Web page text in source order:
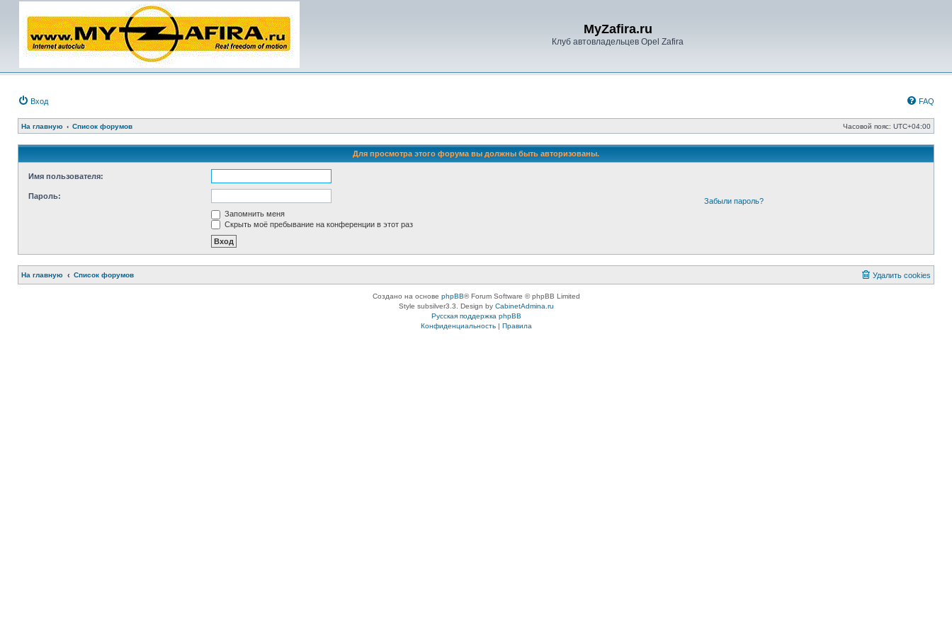
MyZafira.ru
Клуб автовладельцев Opel Zafira
Вход FAQ
На главную Список форумов Часовой пояс: UTC+04:00
Для просмотра этого форума вы должны быть авторизованы.
Имя пользователя:
Пароль:
Забыли пароль?
Запомнить меня
Скрыть моё пребывание на конференции в этот раз
На главную Список форумов Удалить cookies
Создано на основе phpBB® Forum Software © phpBB Limited
Style subsilver3.3. Design by CabinetAdmina.ru
Русская поддержка phpBB
Конфиденциальность| Правила